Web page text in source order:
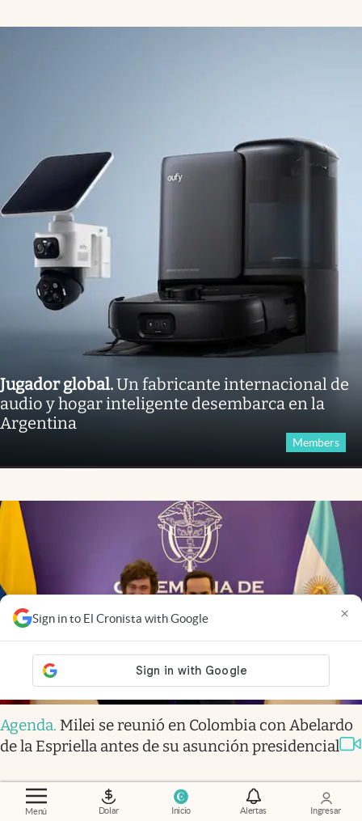
Menú Dolar Inicio Alertas Ingresar
Sign in to El Cronista with Google ×
Jugador global.Un fabricante internacional de
audio y hogar inteligente desembarca en la
Argentina
Members
Agenda. Milei se reunió en Colombia con Abelardo
de la Espriella antes de su asunción presidencial